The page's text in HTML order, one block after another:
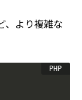
、より複雑な